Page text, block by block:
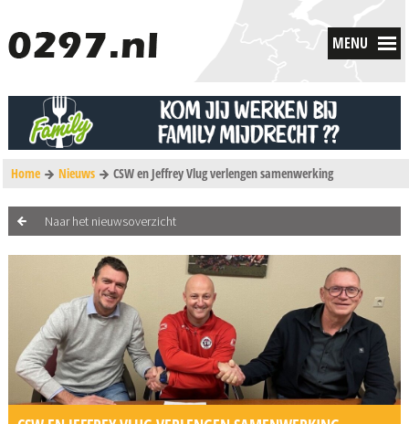
MENU
Home Nieuws CSW en Jeffrey Vlug verlengen samenwerking
Naar het nieuwsoverzicht